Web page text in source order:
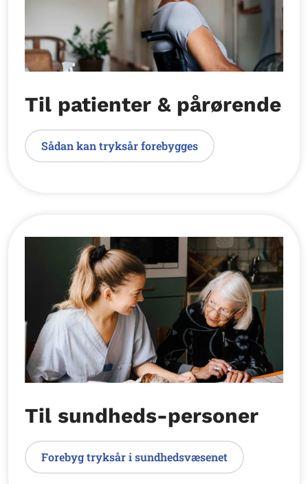
Til patienter & pårørende
Sådan kan tryksår forebygges
Til sundheds-personer
Forebyg tryksår i sundhedsvæsenet